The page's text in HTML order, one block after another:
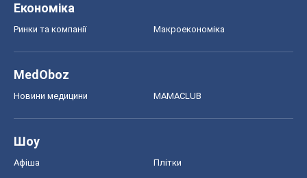
Економіка
Ринки та компанії Макроекономіка
MedOboz
Новини медицини MAMACLUB
Шоу
Афіша Плітки